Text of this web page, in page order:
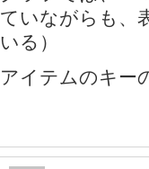
ていながらも、
いる）
アイテムのキー